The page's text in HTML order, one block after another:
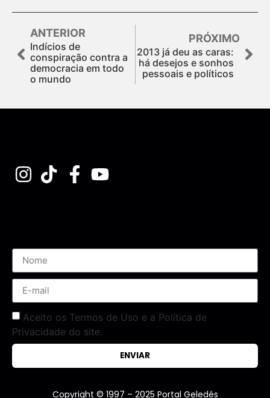
ANTERIOR
Indícios de
conspiração contra a
democracia em todo
o mundo
PRÓXIMO
2013 já deu as caras:
há desejos e sonhos
pessoais e políticos
Aceito os Termos de Uso e a Política de
Privacidade do site.
ENVIAR
Copyright © 1997 – 2025 Portal Geledés